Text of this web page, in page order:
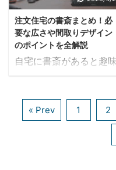
に設けられたバルコニ
のことをいいます。 ルー
フテラス・ルーフガーデ
ンといった別称 ...
い・・・という方にし
ら大きな悩みのタネです
よね。 さらに、小さな子
どもは蚊に刺されただけ
で大きく腫れ上がったり
するので、自宅の虫除
タネかと思います。 自
宅に蚊が入ってくる大
注文住宅の書斎まとめ！必
要な広さや間取りデザイン
のポイントを全解説
自宅に書斎があると趣味
や仕事が捗りますよね
いう空間そのものに憧
を抱く方も多いのでは
いでしょうか。 個人の
間が欲しい、プライベ
« Prev 1 2